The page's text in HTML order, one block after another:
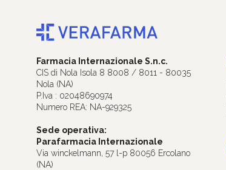
Farmacia Internazionale S.n.c.
CIS di Nola Isola 8 8008 / 8011 - 80035
Nola (NA)
P.Iva : 02048690974
Numero REA: NA-929325
Sede operativa:
Parafarmacia Internazionale
Via winckelmann, 57 l-p 80056 Ercolano
(NA)